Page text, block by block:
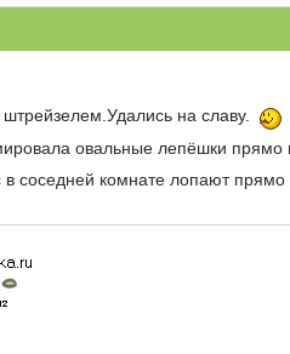
штрейзелем.Удались на славу.
овальные лепёшки прямо
соседней комнате лопают